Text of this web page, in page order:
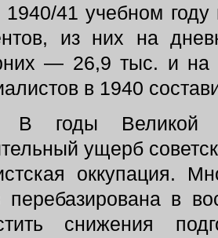
41 учебном
из них на
— 26,9 тыс. и
в 1940
Великой
ущерб
оккупация.
перебазирована в
снижения